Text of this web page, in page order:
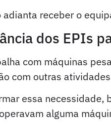
adianta receber o
dos EPIs
com máquinas
com outras
essa
alguma